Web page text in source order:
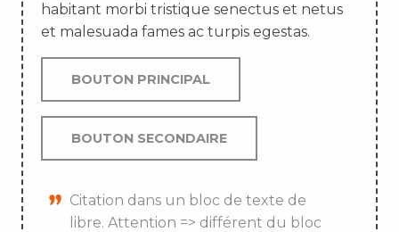
habitant morbi tristique senectus et netus
et malesuada fames ac turpis egestas.
BOUTON PRINCIPAL
BOUTON SECONDAIRE
Citation dans un bloc de texte de
libre. Attention => différent du bloc